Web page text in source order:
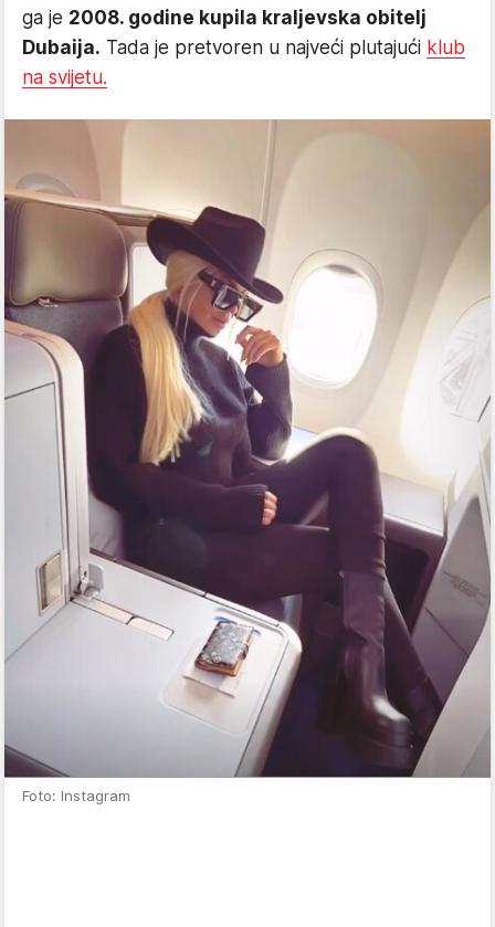
ga je 2008. godine kupila kraljevska obitelj
Dubaija. Tada je pretvoren u najveći plutajući klub
na svijetu.
Foto: Instagram